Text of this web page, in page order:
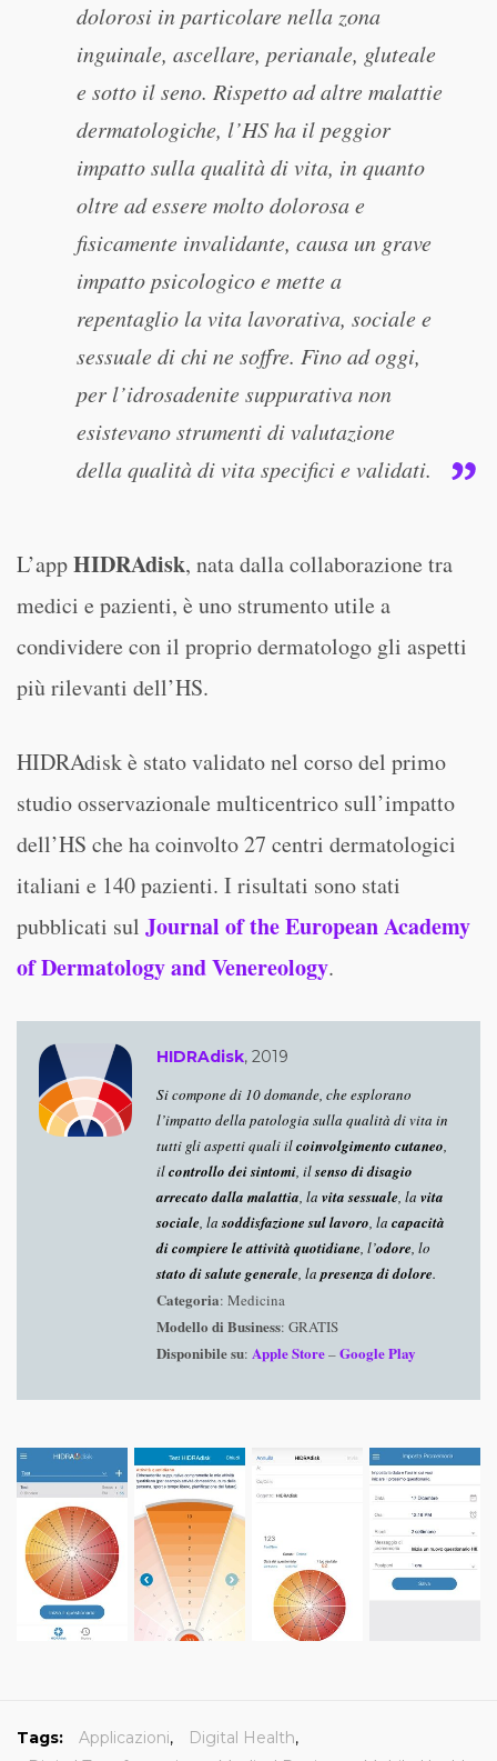
dolorosi in particolare nella zona
inguinale, ascellare, perianale, gluteale
e sotto il seno. Rispetto ad altre malattie
dermatologiche, l’HS ha il peggior
impatto sulla qualità di vita, in quanto
oltre ad essere molto dolorosa e
fisicamente invalidante, causa un grave
impatto psicologico e mette a
repentaglio la vita lavorativa, sociale e
sessuale di chi ne soffre. Fino ad oggi,
per l’idrosadenite suppurativa non
esistevano strumenti di valutazione
della qualità di vita specifici e validati.
L’appHIDRAdisk, nata dalla collaborazione tra
medici e pazienti, è uno strumento utile a
condividere con il proprio dermatologo gli aspetti
più rilevanti dell’HS.
HIDRAdisk è stato validato nel corso del primo
studio osservazionale multicentrico sull’impatto
dell’HS che ha coinvolto 27 centri dermatologici
italiani e 140 pazienti. I risultati sono stati
pubblicati sul Journal of the European Academy
of Dermatology and Venereology.
HIDRAdisk, 2019
Si compone di 10 domande, che esplorano
l’impatto della patologia sulla qualità di vita in
tutti gli aspetti quali ilcoinvolgimento cutaneo,
ilcontrollo dei sintomi, ilsenso di disagio
arrecato dalla malattia, la vita sessuale, la vita
sociale, lasoddisfazione sul lavoro, la capacità
di compiere le attività quotidiane, l’odore, lo
stato di salute generale, lapresenza di dolore.
Categoria: Medicina
Modello di Business: GRATIS
Disponibile su: Apple Store–Google Play
Tags: Applicazioni, Digital Health,